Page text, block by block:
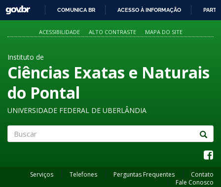
PARA
O
GOVBR
COMUNICA BR ACESSO À INFORMAÇÃO
ACESSIBILIDADE ALTO CONTRASTE MAPA DO SITE
Instituto de
Ciências Exatas e Naturais
do Pontal
UNIVERSIDADE FEDERAL DE UBERLÂNDIA
Serviços Telefones Perguntas Frequentes
Contato
Fale Conosco